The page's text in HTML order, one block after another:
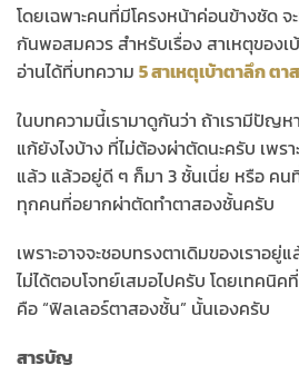
โดยเฉพาะคนที่มีโครงหน้าค่อนข้างชัด
กันพอสมควร สำหรับเรื่อง สาเหตุของเ
อ่านได้ที่บทความ 5สาเหตุเบ้าตาลึก ตา
ในบทความนี้เรามาดูกันว่า ถ้าเรามีปัญ
แก้ยังไงบ้าง ที่ไม่ต้องผ่าตัดนะครับ เพร
แล้ว แล้วอยู่ดี ๆ ก็มา 3 ชั้นเนี่ย หรือ คน
ทุกคนที่อยากผ่าตัดทำตาสองชั้นครับ
เพราะอาจจะชอบทรงตาเดิมของเราอยู่
ไม่ได้ตอบโจทย์เสมอไปครับ โดยเทคนิค
คือ “ฟิลเลอร์ตาสองชั้น” นั้นเองครับ
สารบัญ